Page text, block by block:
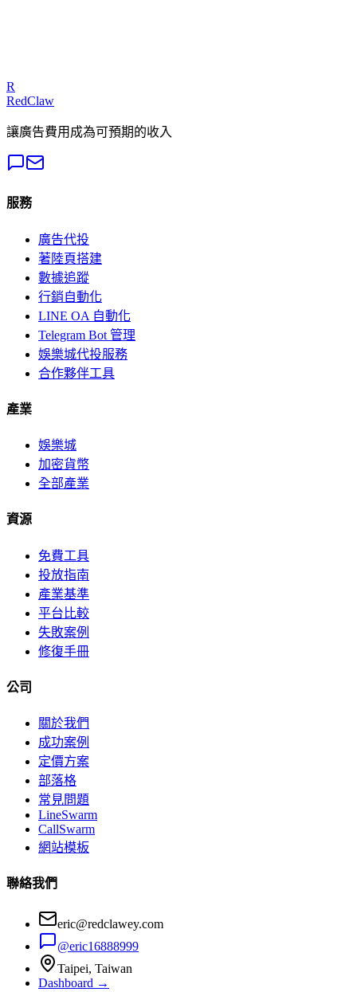
R
RedClaw
讓廣告費用成為可預期的收入
服務
廣告代投
著陸頁搭建
數據追蹤
行銷自動化
LINE OA 自動化
Telegram Bot 管理
娛樂城代投服務
合作夥伴工具
產業
娛樂城
加密貨幣
全部產業
資源
免費工具
投放指南
產業基準
平台比較
失敗案例
修復手冊
公司
關於我們
成功案例
定價方案
部落格
常見問題
LineSwarm
CallSwarm
網站模板
聯絡我們
eric@redclawey.com
@eric16888999
Taipei, Taiwan
Dashboard →